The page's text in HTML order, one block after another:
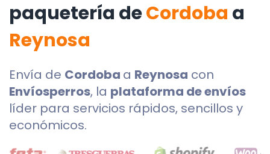
paquetería deCordoba a
Reynosa
Envía de Cordoba a Reynosa con
Envíosperros, la plataforma de envíos
líder para servicios rápidos, sencillos y
económicos.